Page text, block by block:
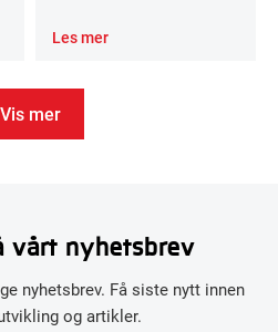
Les mer
Vis mer
vårt nyhetsbrev
nyhetsbrev. Få siste nytt innen
og artikler.